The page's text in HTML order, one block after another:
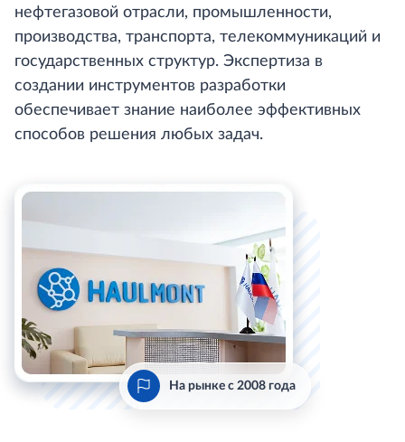
нефтегазовой отрасли, промышленности,
производства, транспорта, телекоммуникаций и
государственных структур. Экспертиза в
создании инструментов разработки
обеспечивает знание наиболее эффективных
способов решения любых задач.
На рынке с 2008 года